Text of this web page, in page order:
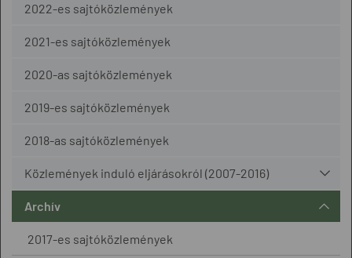
2022-es sajtóközlemények
2021-es sajtóközlemények
2020-as sajtóközlemények
2019-es sajtóközlemények
2018-as sajtóközlemények
Közlemények induló eljárásokról (2007-2016)
Archív
2017-es sajtóközlemények